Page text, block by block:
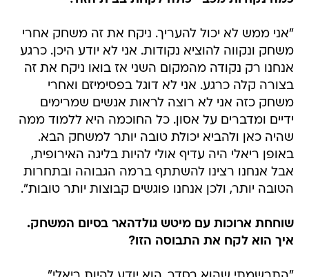
"אני ממש לא יכול להעריך. ניקח את זה משחק אחרי
משחק ונקווה להוציא נקודות. אני לא יודע היכן. כרגע
אנחנו רק נקודה מהמקום השני אז בואו ניקח את זה
בצורה קלה כרגע. אני לא דוגל בפסימיזם ואחרי
משחק כזה אני לא רוצה לראות אנשים שמרימים
ידיים ומדברים על אסון. כל החוכמה היא ללמוד ממה
שהיה כאן ולהביא יכולת טובה יותר למשחק הבא.
באופן ריאלי היה עדיף אולי להיות בליגה האירופית,
אבל אנחנו רצינו להשתתף ברמה הגבוהה ובתחרות
הטובה יותר, ולכן אנחנו פוגשים קבוצות יותר טובות".
שוחחת ארוכות עם מיטש גולדהאר בסיום המשחק.
איך הוא לקח את התבוסה הזו?